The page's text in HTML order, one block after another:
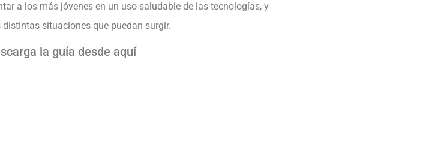
a los más jóvenes en un uso saludable de las tecnologías, y
situaciones que puedan surgir.
la guía desde aquí